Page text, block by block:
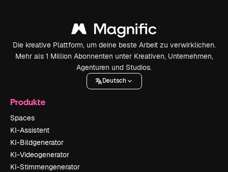
Die kreative Plattform, um deine beste Arbeit zu verwirklichen.
Mehr als 1 Million Abonnenten unter Kreativen, Unternehmen,
Agenturen und Studios.
Deutsch
Produkte
Spaces
KI-Assistent
KI-Bildgenerator
KI-Videogenerator
KI-Stimmengenerator